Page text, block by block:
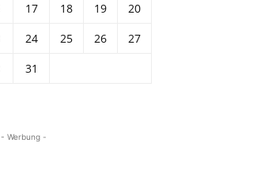
17 18 19
20
24 25 26
27
31
- Werbung -